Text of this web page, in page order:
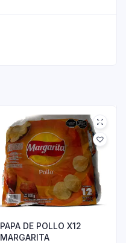
PAPA DE POLLO X12
MARGARITA